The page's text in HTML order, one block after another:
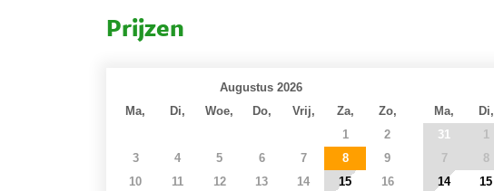
Prijzen
Augustus 2026
Ma,
Di, Woe, Do, Vrij, Za,
Zo,
1
2
3
4 5 6 7 8
9
10
11 12 13 14 15
16
Ma,
Di,
31
1
7
8
14
15